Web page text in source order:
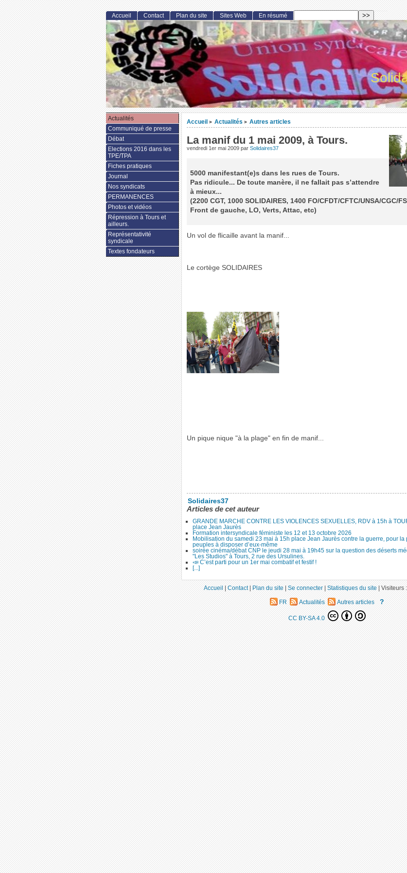
Accueil > Actualités > Autres articles
La manif du 1 mai 2009, à Tours.
vendredi 1er mai 2009 par Solidaires37
5000 manifestant(e)s dans les rues de Tours.
Pas ridicule... De toute manère, il ne fallait pas s’attendre
à mieux...
(2200 CGT, 1000 SOLIDAIRES, 1400 FO/CFDT/CFTC/UNSA/CGC/
Front de gauche, LO, Verts, Attac, etc)
Un vol de flicaille avant la manif...
Le cortège SOLIDAIRES
Un pique nique "à la plage" en fin de manif...
Solidaires37
Articles de cet auteur
GRANDE MARCHE CONTRE LES VIOLENCES SEXUELLES, RDV à 15h à
place Jean Jaurès
Formation intersyndicale féministe les 12 et 13 octobre 2026
Mobilisation du samedi 23 mai à 15h place Jean Jaurès contre la guerre, pour la
peuples à disposer d’eux-même
soirée cinéma/débat CNP le jeudi 28 mai à 19h45 sur la question des déserts
"Les Studios" à Tours, 2 rue des Ursulines.
📣 C’est parti pour un 1er mai combatif et festif !
[...]
Accueil Contact Plan du site Sites Web En résumé
Actualités
Communiqué de presse
Débat
Elections 2016 dans les
TPE/TPA
Fiches pratiques
Journal
Nos syndicats
PERMANENCES
Photos et vidéos
Répression à Tours et
ailleurs.
Représentativité
syndicale
Textes fondateurs
Accueil|Contact|Plan du site|Se connecter|Statistiques du site|Visiteurs
FR Actualités Autres articles ?
CC BY-SA 4.0